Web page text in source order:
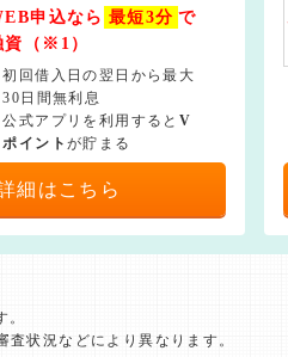
申込なら 最短3分 で
資（※1）
初回借入日の翌日から最大
30日間無利息
公式アプリを利用すると V
ポイントが貯まる
細はこちら
状況などにより異なります。